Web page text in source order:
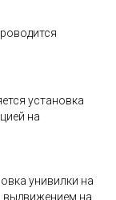
установка
на
унивилки на
выдвижением на